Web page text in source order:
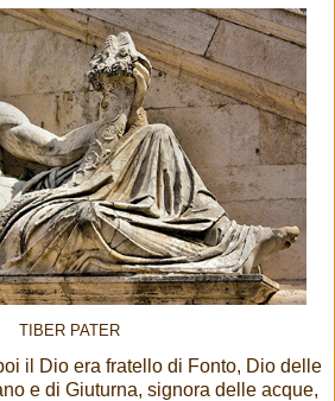
TIBER PATER
il Dio era fratello di Fonto, Dio delle
e di Giuturna, signora delle acque,